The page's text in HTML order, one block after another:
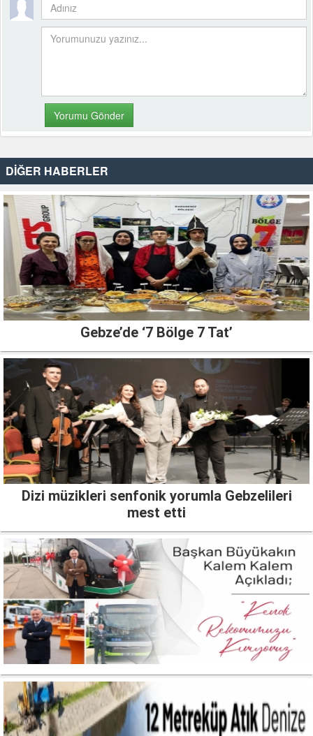
DİĞER HABERLER
Gebze’de ‘7 Bölge 7 Tat’
Dizi müzikleri senfonik yorumla Gebzelileri
mest etti